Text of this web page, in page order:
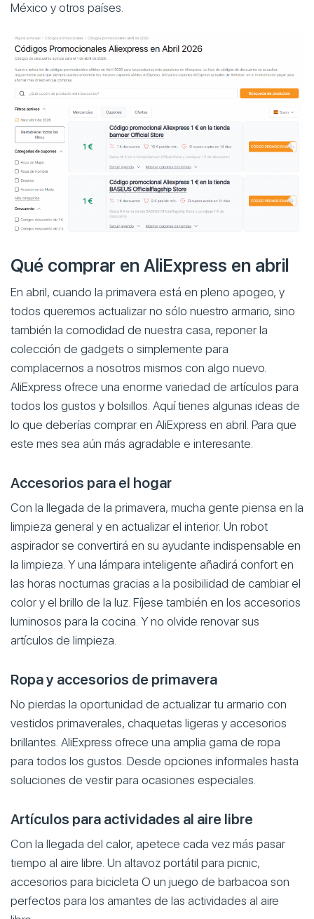
México y otros países.
Qué comprar en AliExpress en abril
En abril, cuando la primavera está en pleno apogeo, y
todos queremos actualizar no sólo nuestro armario, sino
también la comodidad de nuestra casa, reponer la
colección de gadgets o simplemente para
complacernos a nosotros mismos con algo nuevo.
AliExpress ofrece una enorme variedad de artículos para
todos los gustos y bolsillos. Aquí tienes algunas ideas de
lo que deberías comprar en AliExpress en abril. Para que
este mes sea aún más agradable e interesante.
Accesorios para el hogar
Con la llegada de la primavera, mucha gente piensa en la
limpieza general y en actualizar el interior. Un robot
aspirador se convertirá en su ayudante indispensable en
la limpieza. Y una lámpara inteligente añadirá confort en
las horas nocturnas gracias a la posibilidad de cambiar el
color y el brillo de la luz. Fíjese también en los accesorios
luminosos para la cocina. Y no olvide renovar sus
artículos de limpieza.
Ropa y accesorios de primavera
No pierdas la oportunidad de actualizar tu armario con
vestidos primaverales, chaquetas ligeras y accesorios
brillantes. AliExpress ofrece una amplia gama de ropa
para todos los gustos. Desde opciones informales hasta
soluciones de vestir para ocasiones especiales.
Artículos para actividades al aire libre
Con la llegada del calor, apetece cada vez más pasar
tiempo al aire libre. Un altavoz portátil para picnic,
accesorios para bicicleta O un juego de barbacoa son
perfectos para los amantes de las actividades al aire